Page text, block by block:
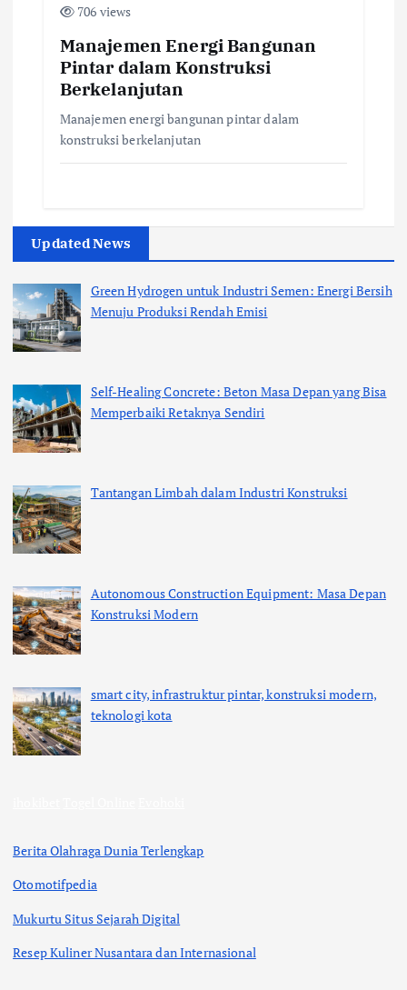
706 views
Manajemen Energi Bangunan
Pintar dalam Konstruksi
Berkelanjutan
Manajemen energi bangunan pintar dalam
konstruksi berkelanjutan
Updated News
Green Hydrogen untuk Industri Semen: Energi Bersih
Menuju Produksi Rendah Emisi
Self-Healing Concrete: Beton Masa Depan yang Bisa
Memperbaiki Retaknya Sendiri
Tantangan Limbah dalam Industri Konstruksi
Autonomous Construction Equipment: Masa Depan
Konstruksi Modern
smart city, infrastruktur pintar, konstruksi modern,
teknologi kota
Berita Olahraga Dunia Terlengkap
Otomotifpedia
Mukurtu Situs Sejarah Digital
Resep Kuliner Nusantara dan Internasional